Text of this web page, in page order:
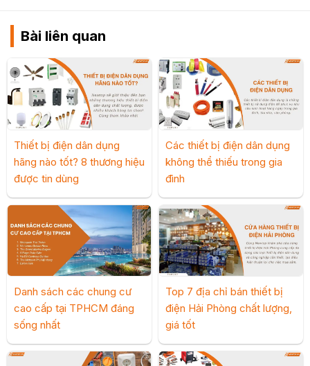
Bài liên quan
Thiết bị điện dân dụng
hãng nào tốt? 8 thương hiệu
được tin dùng
Các thiết bị điện dân dụng
không thể thiếu trong gia
đình
Danh sách các chung cư
cao cấp tại TPHCM đáng
sống nhất
Top 7 địa chỉ bán thiết bị
điện Hải Phòng chất lượng,
giá tốt